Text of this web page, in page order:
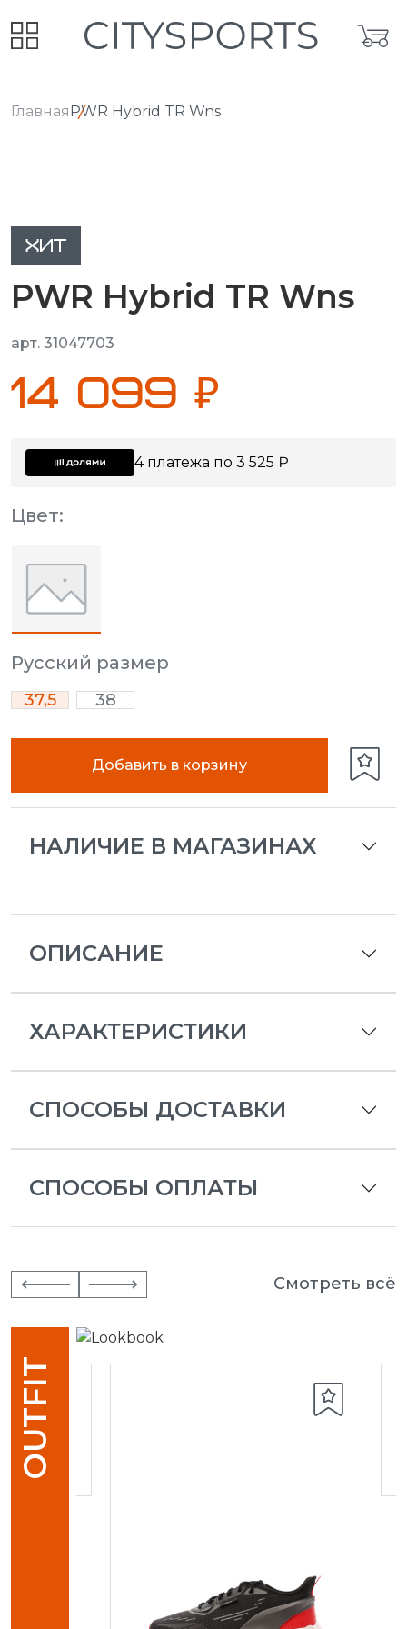
ГлавнаяPWR Hybrid TR Wns
ХИТ
PWR Hybrid TR Wns
арт. 31047703
14 099 ₽
4 платежа по 3 525 ₽
Цвет:
Русский размер
37,5 38
Добавить в корзину
НАЛИЧИЕ В МАГАЗИНАХ
ОПИСАНИЕ
ХАРАКТЕРИСТИКИ
СПОСОБЫ ДОСТАВКИ
СПОСОБЫ ОПЛАТЫ
Смотреть всё
OUTFIT
AG